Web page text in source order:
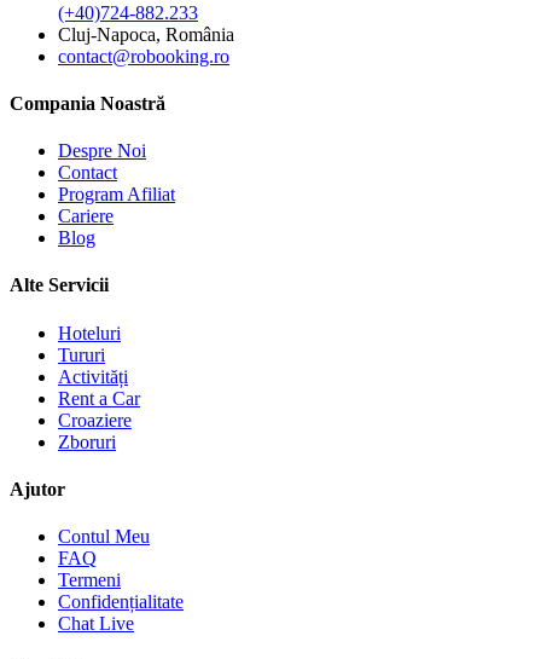
(+40)724-882.233
Cluj-Napoca, România
contact@robooking.ro
Compania Noastră
Despre Noi
Contact
Program Afiliat
Cariere
Blog
Alte Servicii
Hoteluri
Tururi
Activități
Rent a Car
Croaziere
Zboruri
Ajutor
Contul Meu
FAQ
Termeni
Confidențialitate
Chat Live